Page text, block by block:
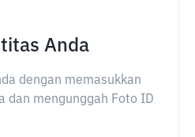
Anda
dengan memasukkan
dan mengunggah Foto ID